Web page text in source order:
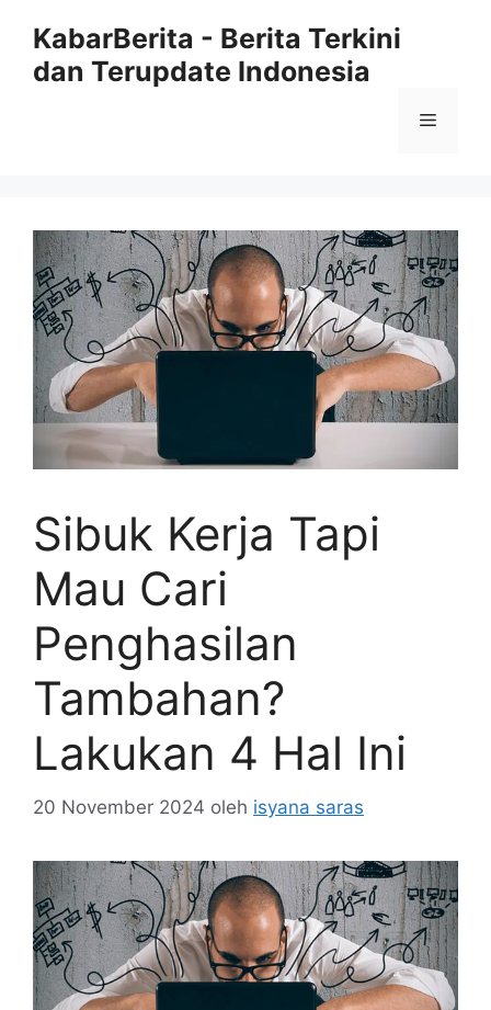
KabarBerita - Berita Terkini
dan Terupdate Indonesia
Menu
Sibuk Kerja Tapi
Mau Cari
Penghasilan
Tambahan?
Lakukan 4 Hal Ini
20 November 2024 oleh isyana saras